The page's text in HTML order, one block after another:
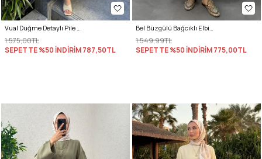
Vual Düğme Detaylı Pile Elbise 5007 - BEBE MAVİSİ
1.575,00TL
SEPETTE %50 İNDİRİM787,50TL
Bel Büzgülü Bağcıklı Elbise 0081 - EKRU
1.549,99TL
SEPETTE %50 İNDİRİM775,00TL